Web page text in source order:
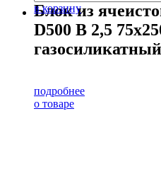
в корзину
Блок из
D500 В 2,5
газосиликатный
подробнее
о товаре